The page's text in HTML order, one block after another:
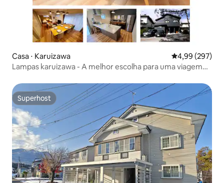
Casa ⋅ Karuizawa 4,99 de uma
4,99 (297)
Lampas karuizawa - A melhor escolha para uma viagem
Superhost
Superhost